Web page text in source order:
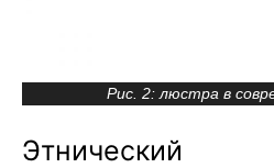
Рис. 2: люстра в
Этнический